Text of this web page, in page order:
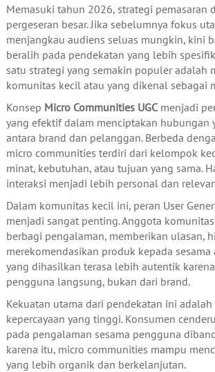
Memasuki tahun 2026, strategi pemasaran
pergeseran besar. Jika sebelumnya fokus
menjangkau audiens seluas mungkin, kini
beralih pada pendekatan yang lebih
satu strategi yang semakin populer adalah
komunitas kecil atau yang dikenal sebagai
Konsep Micro Communities UGCmenjadi
yang efektif dalam menciptakan hubungan
antara brand dan pelanggan. Berbeda
micro communities terdiri dari kelompok
minat, kebutuhan, atau tujuan yang sama.
interaksi menjadi lebih personal dan
Dalam komunitas kecil ini, peran User
menjadi sangat penting. Anggota
berbagi pengalaman, memberikan ulasan,
merekomendasikan produk kepada sesama
yang dihasilkan terasa lebih autentik
pengguna langsung, bukan dari brand.
Kekuatan utama dari pendekatan ini
kepercayaan yang tinggi. Konsumen
pada pengalaman sesama pengguna
karena itu, micro communities mampu
yang lebih organik dan berkelanjutan.